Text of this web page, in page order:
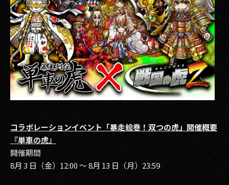
2024
2023
2022
2021
2020
2017
コラボレーションイベント「暴走絵巻！双つの虎」開催概要
『単車の虎』
開催期間
8月 3 日（金）12:00 ～ 8月 13 日（月）23:59